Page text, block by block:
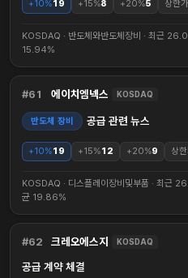
+10%19 +15%8 +20%5 상한가
KOSDAQ · 반도체와반도체장비 · 최근
15.94%
61 에이치엠넥스 KOSDAQ
반도체 장비 공급 관련 뉴스
+10%19 +15%12 +20%9 상
KOSDAQ · 디스플레이장비및부품 · 최
균 19.86%
62 크레오에스지 KOSDAQ
공급 계약 체결